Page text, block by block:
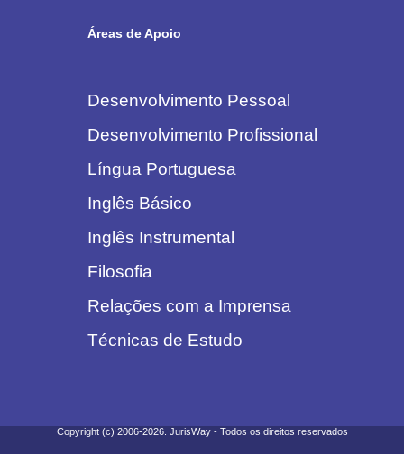
Áreas de Apoio
Desenvolvimento Pessoal
Desenvolvimento Profissional
Língua Portuguesa
Inglês Básico
Inglês Instrumental
Filosofia
Relações com a Imprensa
Técnicas de Estudo
Copyright (c) 2006-2026. JurisWay - Todos os direitos reservados